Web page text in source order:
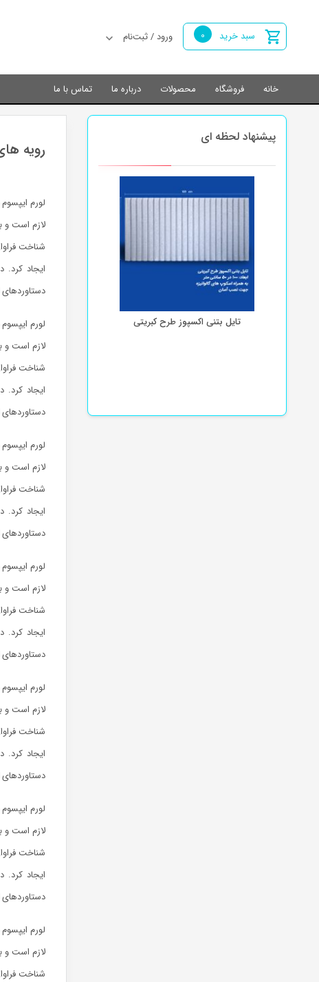
سبد خرید 0 ورود / ثبت‌نام
خانه فروشگاه محصولات درباره ما تماس با ما
رویه
لورم
لازم است و
شناخت
ایجاد
لورم
لازم است و
شناخت
ایجاد
لورم
لازم است و
شناخت
ایجاد
لورم
لازم است و
شناخت
ایجاد
لورم
لازم است و
شناخت
ایجاد
لورم
لازم است و
شناخت
ایجاد
لورم
لازم است و
شناخت
پیشنهاد لحظه ای
تایل بتنی اکسپوز طرح کبریتی